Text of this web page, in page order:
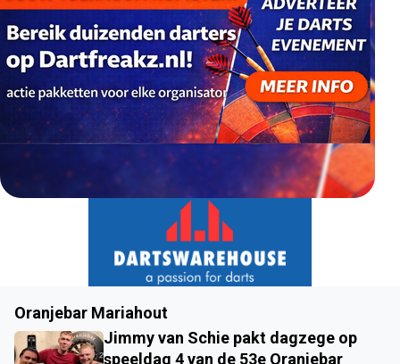
Oranjebar Mariahout
Jimmy van Schie pakt dagzege op
speeldag 4 van de 53e Oranjebar